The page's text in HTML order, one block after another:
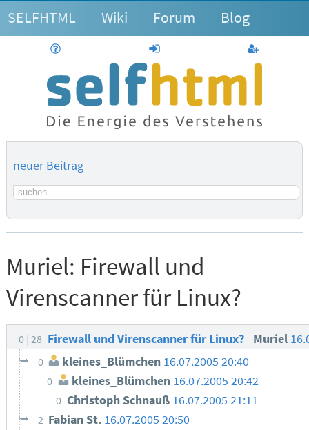
SELFHTML Wiki Forum Blog
anmelden
neuer Beitrag
Suchbegriff
Muriel: Firewall und
Virenscanner für Linux?
0 28 Firewall und Virenscanner für Linux? Muriel
0 kleines_Blümchen 16.07.2005 20:40
0 kleines_Blümchen 16.07.2005 20:42
0 Christoph Schnauß 16.07.2005 21:11
2 Fabian St. 16.07.2005 20:50